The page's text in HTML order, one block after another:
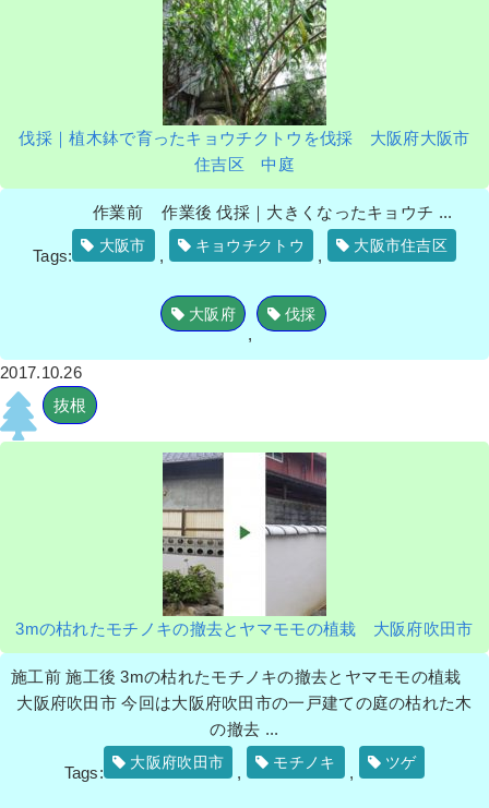
伐採｜植木鉢で育ったキョウチクトウを伐採 大阪府大阪市
住吉区 中庭
作業前 作業後 伐採｜大きくなったキョウチ ...
Tags:
大阪市
,
キョウチクトウ
,
大阪市住吉区
大阪府
,
伐採
2017.10.26
抜根
3mの枯れたモチノキの撤去とヤマモモの植栽 大阪府吹田市
施工前 施工後 3mの枯れたモチノキの撤去とヤマモモの植栽
大阪府吹田市 今回は大阪府吹田市の一戸建ての庭の枯れた木
の撤去 ...
Tags:
大阪府吹田市
,
モチノキ
,
ツゲ